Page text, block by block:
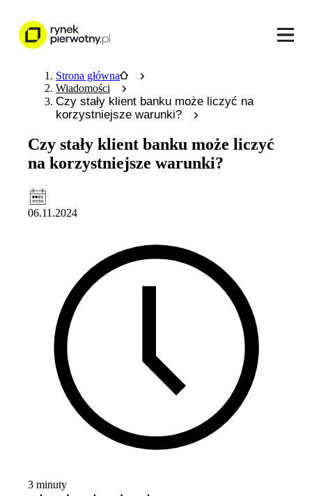
Strona główna
Wiadomości
Czy stały klient banku może liczyć na
korzystniejsze warunki?
Czy stały klient banku może liczyć
na korzystniejsze warunki?
06.11.2024
3 minuty